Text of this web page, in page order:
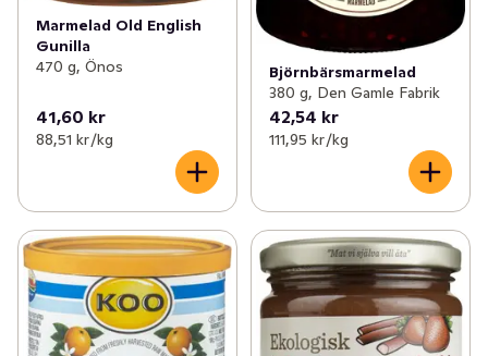
Marmelad Old English
Gunilla
470 g, Önos
41,60 kr
88,51 kr /kg
Björnbärsmarmelad
380 g, Den Gamle Fabrik
42,54 kr
111,95 kr /kg